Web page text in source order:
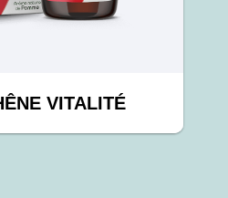
VITALITÉ